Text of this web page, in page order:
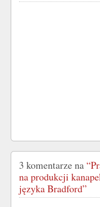
3 komentarze na
na produkcji
języka Bradford”